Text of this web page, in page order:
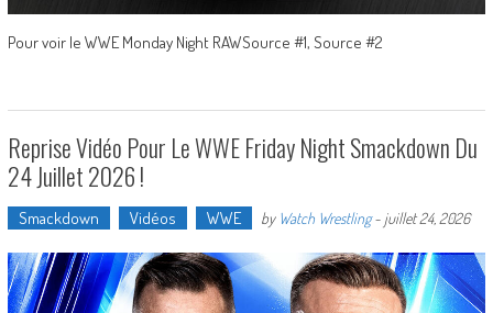
Pour voir le WWE Monday Night RAWSource #1, Source #2
Reprise Vidéo Pour Le WWE Friday Night Smackdown Du
24 Juillet 2026 !
Smackdown Vidéos WWE by Watch Wrestling- juillet 24, 2026